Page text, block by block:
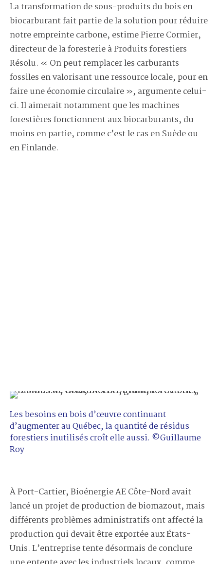
La transformation de sous-produits du bois en
biocarburant fait partie de la solution pour réduire
notre empreinte carbone, estime Pierre Cormier,
directeur de la foresterie à Produits forestiers
Résolu. « On peut remplacer les carburants
fossiles en valorisant une ressource locale, pour en
faire une économie circulaire », argumente celui-
ci. Il aimerait notamment que les machines
forestières fonctionnent aux biocarburants, du
moins en partie, comme c’est le cas en Suède ou
en Finlande.
Les besoins en bois d’œuvre continuant
d’augmenter au Québec, la quantité de résidus
forestiers inutilisés croît elle aussi. ©Guillaume
Roy
À Port-Cartier, Bioénergie AE Côte-Nord avait
lancé un projet de production de biomazout, mais
différents problèmes administratifs ont affecté la
production qui devait être exportée aux États-
Unis. L’entreprise tente désormais de conclure